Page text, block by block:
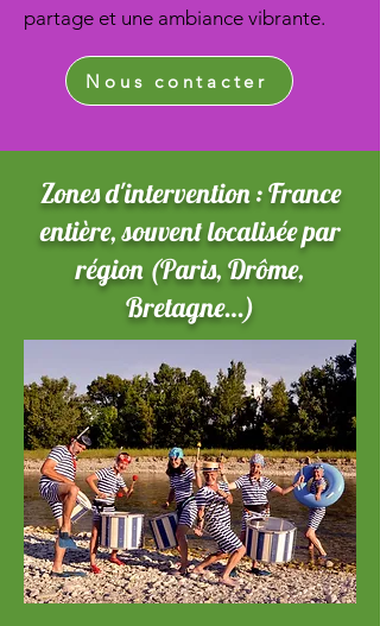
partage et une ambiance vibrante.
Nous contacter
Zones d'intervention : France
entière, souvent localisée par
région (Paris, Drôme,
Bretagne…)